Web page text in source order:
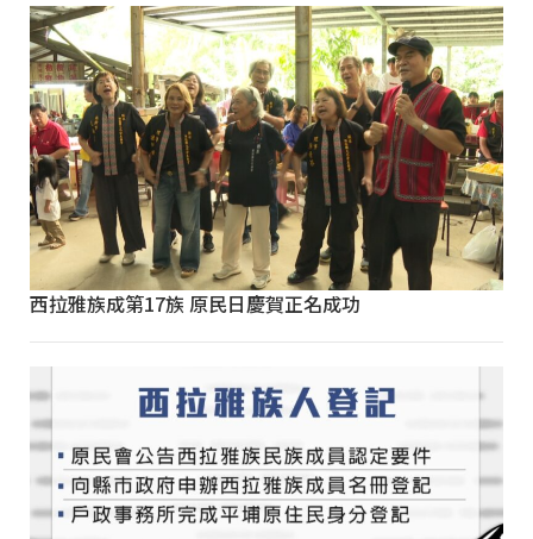
西拉雅族成第17族 原民日慶賀正名成功